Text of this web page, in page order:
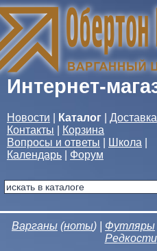
Интернет-
Новости Каталог Доставка
Контакты
Корзина
Вопросы и ответы
Школа
Календарь
Форум
Варганы (ноты) | Футляры
Редкости